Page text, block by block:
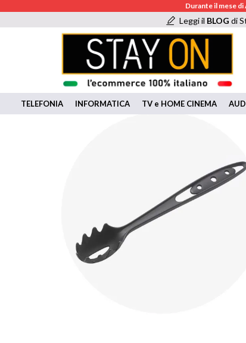
Durante il mese
Leggi il BLOGdi
TELEFONIA INFORMATICA TV e HOME CINEMA